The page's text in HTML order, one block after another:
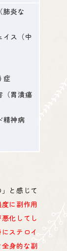
肺炎な
イス（中
症
（胃潰瘍
精神病
と感じて
度に副作用
化してし
ステロイ
身的な副